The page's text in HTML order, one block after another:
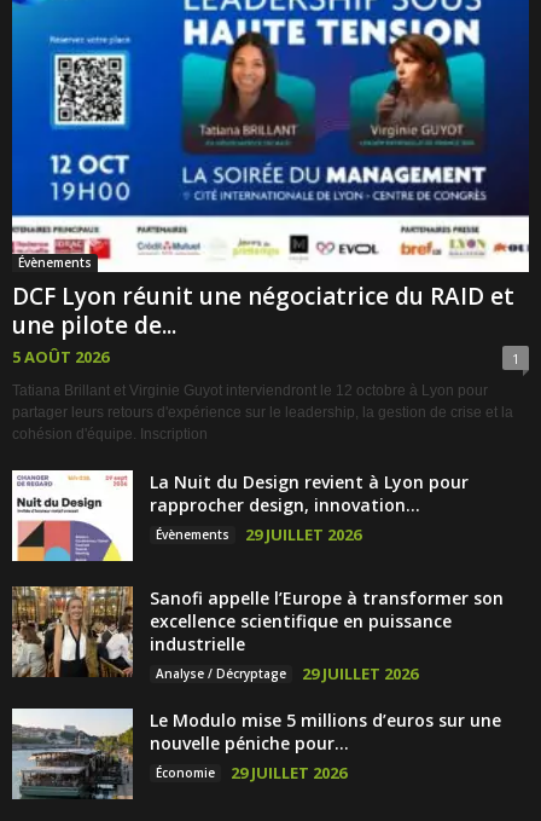
Évènements
DCF Lyon réunit une négociatrice du RAID et
une pilote de...
5 AOÛT 2026 1
Tatiana Brillant et Virginie Guyot interviendront le 12 octobre à Lyon pour
partager leurs retours d'expérience sur le leadership, la gestion de crise et la
cohésion d'équipe. Inscription
La Nuit du Design revient à Lyon pour
rapprocher design, innovation...
Évènements 29 JUILLET 2026
Sanofi appelle l’Europe à transformer son
excellence scientifique en puissance
industrielle
Analyse / Décryptage 29 JUILLET 2026
Le Modulo mise 5 millions d’euros sur une
nouvelle péniche pour...
Économie 29 JUILLET 2026